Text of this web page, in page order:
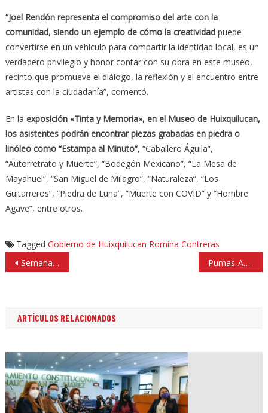
“Joel Rendón representa el compromiso del arte con la
comunidad, siendo un ejemplo de cómo la creatividadpuede
convertirse en un vehículo para compartir la identidad local, es un
verdadero privilegio y honor contar con su obra en este museo,
recinto que promueve el diálogo, la reflexión y el encuentro entre
artistas con la ciudadanía”, comentó.
En la exposición «Tinta y Memoria», en el Museo de Huixquilucan,
los asistentes podrán encontrar piezas grabadas en piedra o
linóleo como “Estampa al Minuto”, “Caballero Águila”,
“Autorretrato y Muerte”, “Bodegón Mexicano”, “La Mesa de
Mayahuel”, “San Miguel de Milagro”, “Naturaleza”, “Los
Guitarreros”, “Piedra de Luna”, “Muerte con COVID” y “Hombre
Agave”, entre otros.
Tagged Gobierno de Huixquilucan Romina Contreras
Navegación
de
Semana de festivales, rifas de juguetes, juegos mecánicos por Día del Niño en Atizapán Pumas-América y Pachuca-Toluca destacan en Cuartos de Final de Liga MX
ARTÍCULOS RELACIONADOS